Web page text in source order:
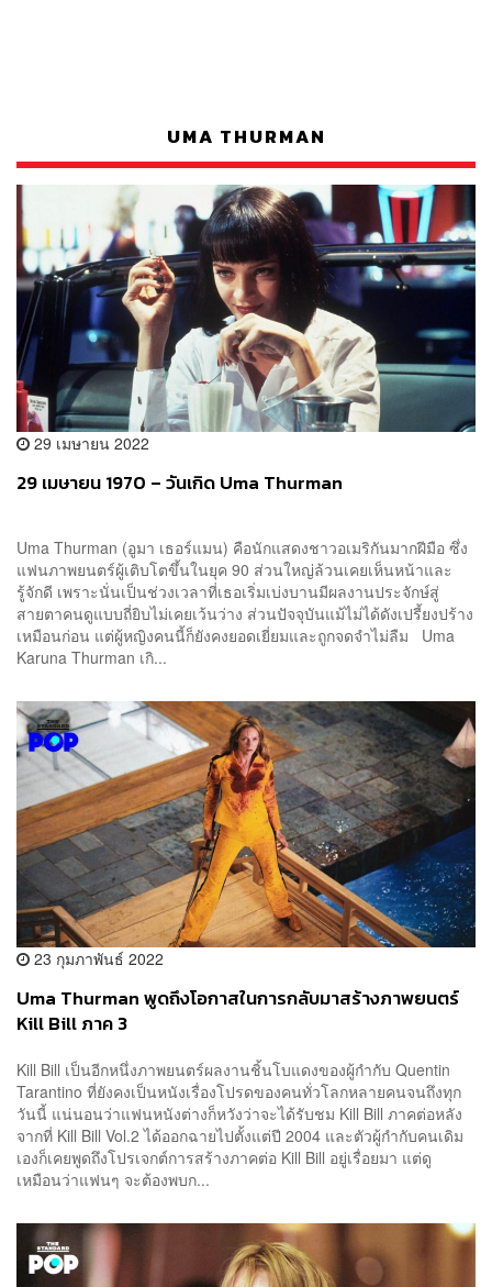
UMA THURMAN
29 เมษายน 2022
29 เมษายน 1970 – วันเกิด Uma Thurman
Uma Thurman (อูมา เธอร์แมน) คือนักแสดงชาวอเมริกันมากฝีมือ ซึ่ง
แฟนภาพยนตร์ผู้เติบโตขึ้นในยุค 90 ส่วนใหญ่ล้วนเคยเห็นหน้าและ
รู้จักดี เพราะนั่นเป็นช่วงเวลาที่เธอเริ่มเบ่งบานมีผลงานประจักษ์สู่
สายตาคนดูแบบถี่ยิบไม่เคยเว้นว่าง ส่วนปัจจุบันแม้ไม่ได้ดังเปรี้ยงปร้าง
เหมือนก่อน แต่ผู้หญิงคนนี้ก็ยังคงยอดเยี่ยมและถูกจดจำไม่ลืม Uma
Karuna Thurman เกิ...
23 กุมภาพันธ์ 2022
Uma Thurman พูดถึงโอกาสในการกลับมาสร้างภาพยนตร์
Kill Bill ภาค 3
Kill Bill เป็นอีกหนึ่งภาพยนตร์ผลงานชิ้นโบแดงของผู้กำกับ Quentin
Tarantino ที่ยังคงเป็นหนังเรื่องโปรดของคนทั่วโลกหลายคนจนถึงทุก
วันนี้ แน่นอนว่าแฟนหนังต่างก็หวังว่าจะได้รับชม Kill Bill ภาคต่อหลัง
จากที่ Kill Bill Vol.2 ได้ออกฉายไปตั้งแต่ปี 2004 และตัวผู้กำกับคนเดิม
เองก็เคยพูดถึงโปรเจกต์การสร้างภาคต่อ Kill Bill อยู่เรื่อยมา แต่ดู
เหมือนว่าแฟนๆ จะต้องพบก...